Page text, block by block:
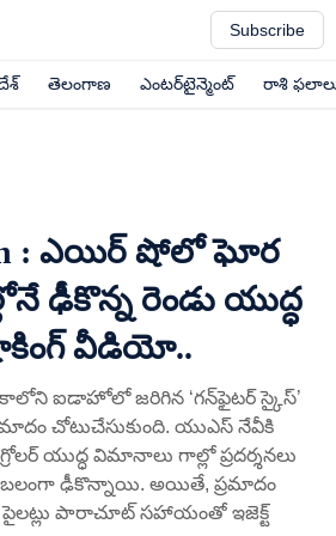
Subscribe
తెలంగాణ ఎంటర్‌టైన్మెంట్ రాశి
: ఎయిర్ షోలో ఘోర
ఢీకొన్న రెండు యుద్ధ
వీడియో..
ఐడాహోలో జరిగిన ‘గన్‌ఫైటర్ స్కైస్’
చోటుచేసుకుంది. యుఎస్ నేవీకి
యుద్ధ విమానాలు గాల్లో ప్రదర్శనలు
బలంగా ఢీకొన్నాయి. అయితే, ప్రమాదం
పైలట్లు పారాచూట్ సహాయంతో ఇజెక్ట్